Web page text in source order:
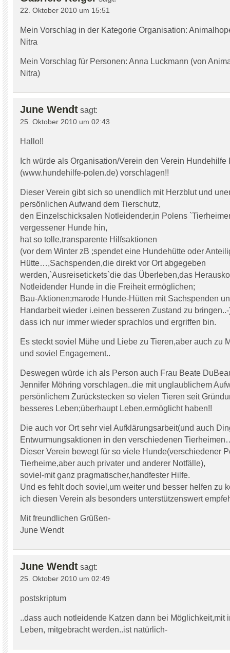
22. Oktober 2010 um 15:51
Mein Vorschlag in der Kategorie Organisation:
Nitra
Mein Vorschlag für Personen: Anna Luckmann (von
Nitra)
June Wendt sagt:
25. Oktober 2010 um 02:43
Hallo!!
Ich würde als Organisation/Verein den Verein Hundehilfe
(www.hundehilfe-polen.de) vorschlagen!!
Dieser Verein gibt sich so unendlich mit Herzblut und
persönlichen Aufwand dem Tierschutz,
den Einzelschicksalen Notleidender,in Polens
vergessener Hunde hin,
hat so tolle,transparente Hilfsaktionen
(vor dem Winter zB ;spendet eine Hundehütte oder
Hütte…,Sachspenden,die direkt vor Ort abgegeben
werden,`Ausreisetickets`die das Überleben,das
Notleidender Hunde in die Freiheit ermöglichen;
Bau-Aktionen;marode Hunde-Hütten mit Sachspenden
Handarbeit wieder i.einen besseren Zustand zu
dass ich nur immer wieder sprachlos und ergriffen bin.
Es steckt soviel Mühe und Liebe zu Tieren,aber auch zu
und soviel Engagement..
Deswegen würde ich als Person auch Frau Beate
Jennifer Möhring vorschlagen..die mit unglaublichem
persönlichem Zurückstecken so vielen Tieren seit
besseres Leben;überhaupt Leben,ermöglicht haben!!
Die auch vor Ort sehr viel Aufklärungsarbeit(und auch
Entwurmungsaktionen in den verschiedenen
Dieser Verein bewegt für so viele Hunde(verschiedener
Tierheime,aber auch privater und anderer Notfälle),
soviel-mit ganz pragmatischer,handfester Hilfe.
Und es fehlt doch soviel,um weiter und besser helfen zu
ich diesen Verein als besonders unterstützenswert
Mit freundlichen Grüßen-
June Wendt
June Wendt sagt:
25. Oktober 2010 um 02:49
postskriptum
..dass auch notleidende Katzen dann bei Möglichkeit,mit
Leben, mitgebracht werden..ist natürlich-